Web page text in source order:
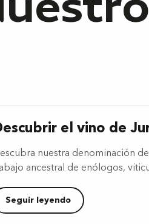
el vino de
nuestra denominación
ancestral de enólogos,
Seguir leyendo